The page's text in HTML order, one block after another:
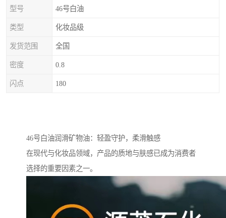
型号 46号白油
类型 化妆品级
发货范围 全国
密度 0.8
闪点 180
46号白油润滑矿物油：轻盈守护，柔滑触感
在现代与化妆品领域，产品的质地与肤感已成为消费者
选择的重要因素之一。